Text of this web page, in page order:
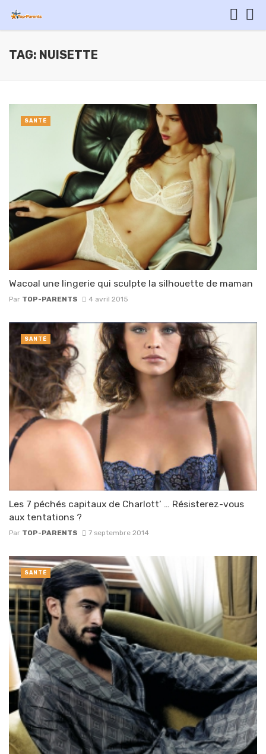
TAG: NUISETTE
Wacoal une lingerie qui sculpte la silhouette de maman
Par TOP-PARENTS 4 avril 2015
SANTÉ
Les 7 péchés capitaux de Charlott’ … Résisterez-vous
aux tentations ?
Par TOP-PARENTS 7 septembre 2014
SANTÉ
SANTÉ